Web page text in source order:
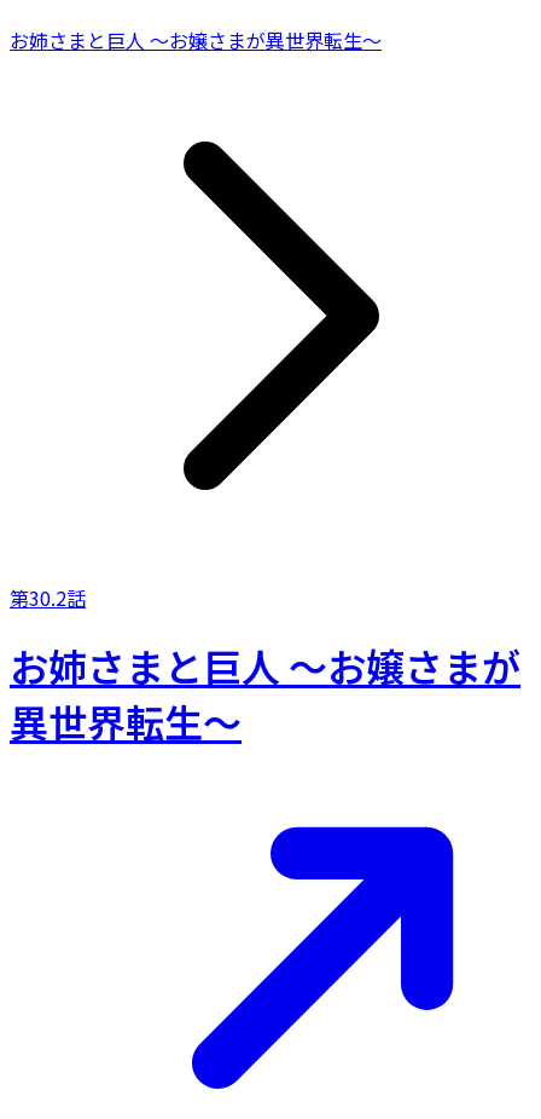
お姉さまと巨人 ～お嬢さまが異世界転生～
第30.2話
お姉さまと巨人 ～お嬢さまが
異世界転生～